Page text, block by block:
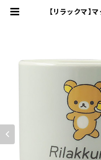
【リラックマ】